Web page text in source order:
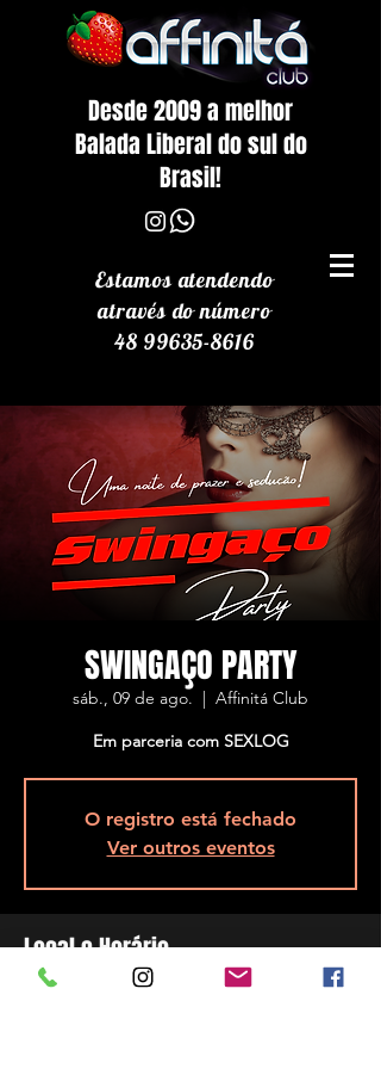
Desde 2009 a melhor
Balada Liberal do sul do
Brasil!
Estamos atendendo
atravésdo número
48 99635-8616
SWINGAÇO PARTY
sáb., 09 de ago.
  |
Affinitá Club
Em parceria com SEXLOG
O registro está fechado
Ver outros eventos
Local e Horário
09 de ago. de 2025, 23:00 – 10 de ago. de